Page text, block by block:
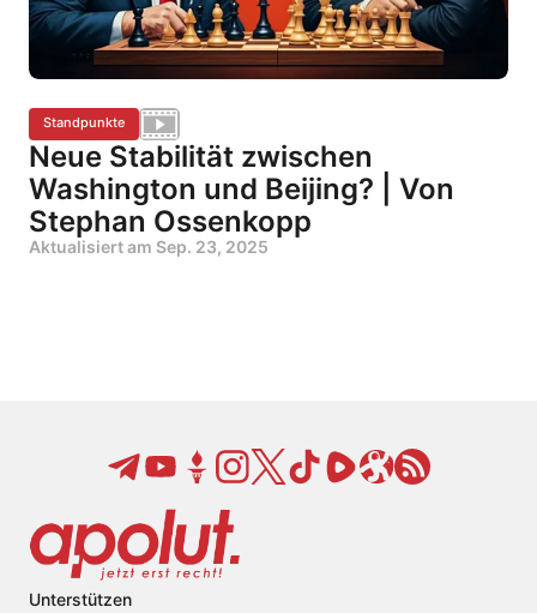
Standpunkte
Neue Stabilität zwischen
Washington und Beijing? | Von
Stephan Ossenkopp
Aktualisiert am Sep. 23, 2025
Unterstützen